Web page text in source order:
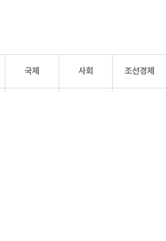
국제 사회 조선경제